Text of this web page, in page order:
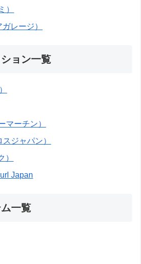
）
レージ）
ョン一覧
マーチン）
ジャパン）
）
Japan
一覧